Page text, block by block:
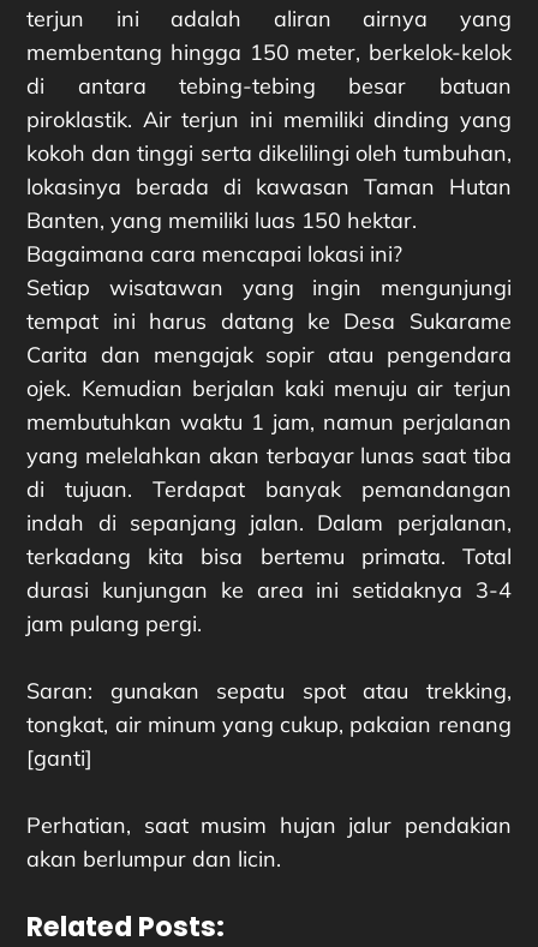
terjun ini adalah aliran airnya yang
membentang hingga 150 meter, berkelok-kelok
di antara tebing-tebing besar batuan
piroklastik. Air terjun ini memiliki dinding yang
kokoh dan tinggi serta dikelilingi oleh tumbuhan,
lokasinya berada di kawasan Taman Hutan
Banten, yang memiliki luas 150 hektar.
Bagaimana cara mencapai lokasi ini?
Setiap wisatawan yang ingin mengunjungi
tempat ini harus datang ke Desa Sukarame
Carita dan mengajak sopir atau pengendara
ojek. Kemudian berjalan kaki menuju air terjun
membutuhkan waktu 1 jam, namun perjalanan
yang melelahkan akan terbayar lunas saat tiba
di tujuan. Terdapat banyak pemandangan
indah di sepanjang jalan. Dalam perjalanan,
terkadang kita bisa bertemu primata. Total
durasi kunjungan ke area ini setidaknya 3-4
jam pulang pergi.
Saran: gunakan sepatu spot atau trekking,
tongkat, air minum yang cukup, pakaian renang
[ganti]
Perhatian, saat musim hujan jalur pendakian
akan berlumpur dan licin.
Related Posts: